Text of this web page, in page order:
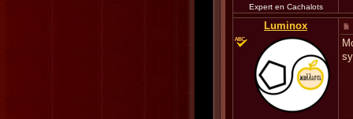
Expert en Cachalots
Luminox